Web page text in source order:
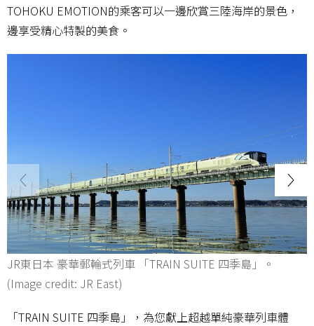
TOHOKU EMOTION的乘客可以一邊欣賞三陸海岸的景色，
邊享受精心特製的美食。
JR東日本 豪華郵輪式列車 「TRAIN SUITE 四季島」。
(Image credit: JR East)
「TRAIN SUITE 四季島」，為您獻上超越單純豪華列車體